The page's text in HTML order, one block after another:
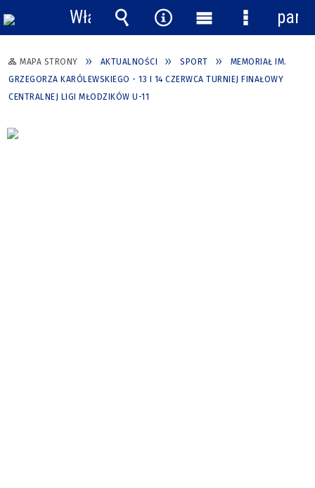
MAPA STRONY AKTUALNOŚCI SPORT
MEMORIAŁ IM.
GRZEGORZA KARÓLEWSKIEGO - 13 I 14 CZERWCA TURNIEJ FINAŁOWY
CENTRALNEJ LIGI MŁODZIKÓW U-11
Włącz
powiadomienia
Wyszukiwarka
Narzędzia
Menu
główne
Menu
panel